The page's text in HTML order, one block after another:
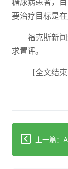
糖尿病患者，
要治疗目标是
福克斯新
求置评。
【全文结束